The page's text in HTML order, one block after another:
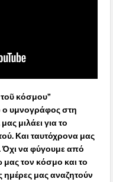
τοῦ κόσμου”
ο υμνογράφος στη
μιλάει για το
Και ταυτόχρονα μας
Όχι να φύγουμε από
τον κόσμο και το
ημέρες μας αναζητούν